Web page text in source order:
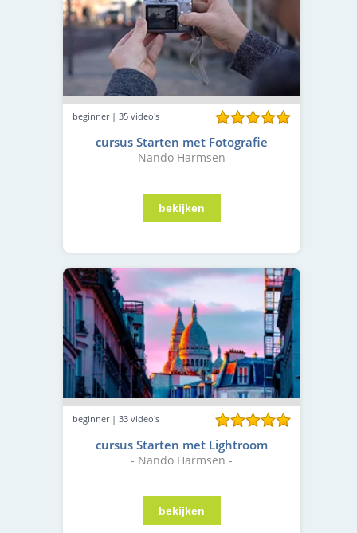
beginner | 35 video's
cursus Starten met Fotografie
- Nando Harmsen -
beginner | 33 video's
cursus Starten met Lightroom
- Nando Harmsen -